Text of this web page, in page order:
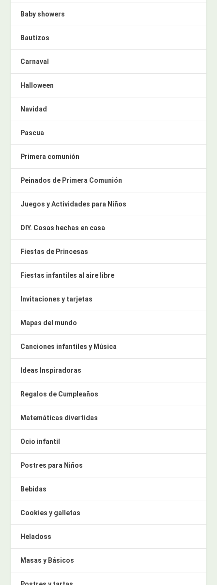
Baby showers
Bautizos
Carnaval
Halloween
Navidad
Pascua
Primera comunión
Peinados de Primera Comunión
Juegos y Actividades para Niños
DIY. Cosas hechas en casa
Fiestas de Princesas
Fiestas infantiles al aire libre
Invitaciones y tarjetas
Mapas del mundo
Canciones infantiles y Música
Ideas Inspiradoras
Regalos de Cumpleaños
Matemáticas divertidas
Ocio infantil
Postres para Niños
Bebidas
Cookies y galletas
Heladoss
Masas y Básicos